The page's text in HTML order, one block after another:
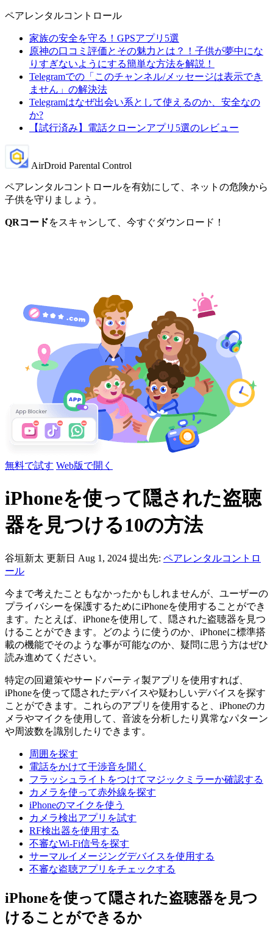
ペアレンタルコントロール
家族の安全を守る！GPSアプリ5選
原神の口コミ評価とその魅力とは？！子供が夢中にな
りすぎないようにする簡単な方法を解説！
Telegramでの「このチャンネル/メッセージは表示でき
ません」の解決法
Telegramはなぜ出会い系として使えるのか、安全なの
か?
【試行済み】電話クローンアプリ5選のレビュー
AirDroid Parental Control
ペアレンタルコントロールを有効にして、ネットの危険から
子供を守りましょう。
QRコードをスキャンして、今すぐダウンロード！
無料で試す Web版で開く
iPhoneを使って隠された盗聴
器を見つける10の方法
谷垣新太 更新日 Aug 1, 2024 提出先: ペアレンタルコントロ
ール
今まで考えたこともなかったかもしれませんが、ユーザーの
プライバシーを保護するためにiPhoneを使用することができ
ます。たとえば、iPhoneを使用して、隠された盗聴器を見つ
けることができます。どのように使うのか、iPhoneに標準搭
載の機能でそのような事が可能なのか、疑問に思う方はぜひ
読み進めてください。
特定の回避策やサードパーティ製アプリを使用すれば、
iPhoneを使って隠されたデバイスや疑わしいデバイスを探す
ことができます。これらのアプリを使用すると、iPhoneのカ
メラやマイクを使用して、音波を分析したり異常なパターン
や周波数を識別したりできます。
周囲を探す
電話をかけて干渉音を聞く
フラッシュライトをつけてマジックミラーか確認する
カメラを使って赤外線を探す
iPhoneのマイクを使う
カメラ検出アプリを試す
RF検出器を使用する
不審なWi-Fi信号を探す
サーマルイメージングデバイスを使用する
不審な盗聴アプリをチェックする
iPhoneを使って隠された盗聴器を見つ
けることができるか